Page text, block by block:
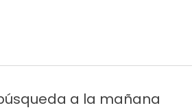
a la mañana